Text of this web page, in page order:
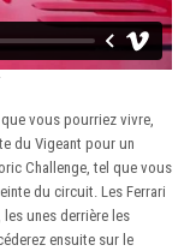
vous pourriez vivre,
du Vigeant pour un
Challenge, tel que vous
du circuit. Les Ferrari
les unes derrière les
ensuite sur le